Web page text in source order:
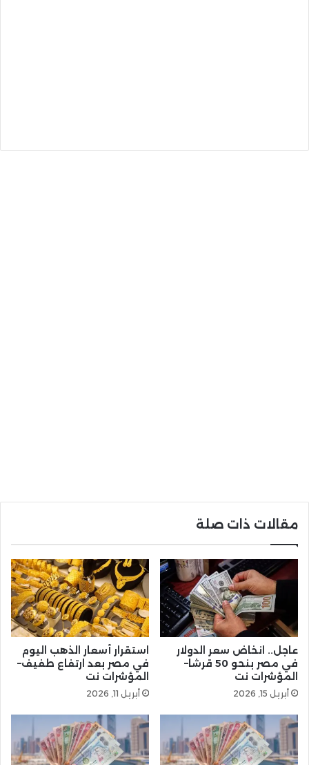
مقالات ذات صلة
عاجل.. انخاض سعر الدولار
في مصر بنحو 50 قرشا–
المؤشرات نت
أبريل 15, 2026
استقرار أسعار الذهب اليوم
في مصر بعد ارتفاع طفيف–
المؤشرات نت
أبريل 11, 2026